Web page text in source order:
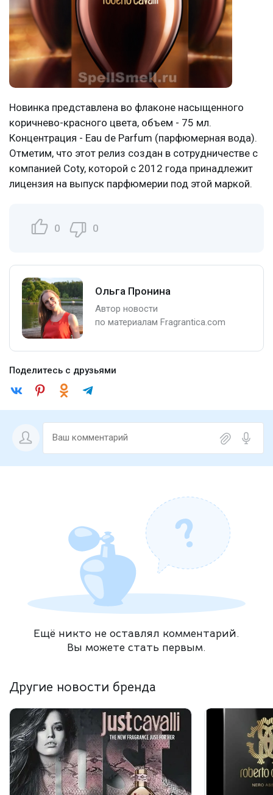
Новинка представлена во флаконе насыщенного
коричнево-красного цвета, объем - 75 мл.
Концентрация - Eau de Parfum (парфюмерная вода).
Отметим, что этот релиз создан в сотрудничестве с
компанией Coty, которой с 2012 года принадлежит
лицензия на выпуск парфюмерии под этой маркой.
0 0
Ольга Пронина
Автор новости
по материалам Fragrantica.com
Поделитесь с друзьями
Ещё никто не оставлял комментарий.
Вы можете стать первым.
Другие новости бренда